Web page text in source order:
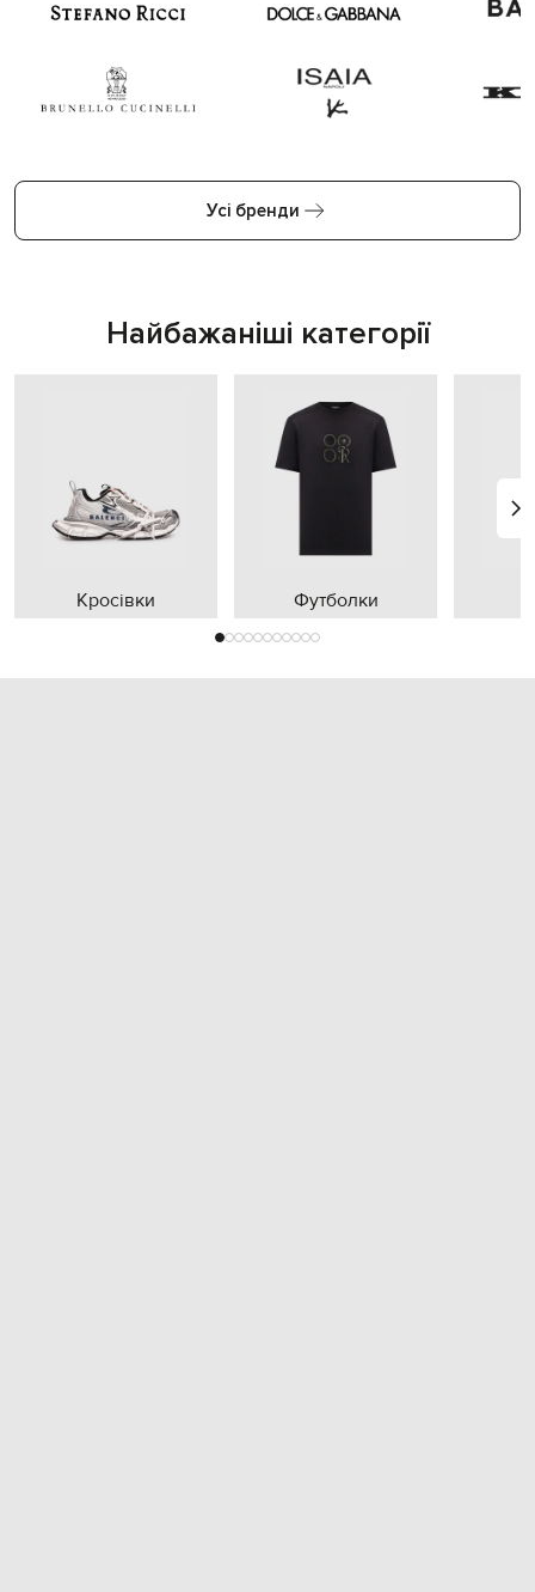
Усі бренди
Найбажаніші категорії
Кросівки Футболки